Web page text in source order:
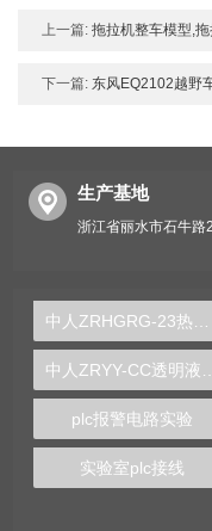
上一篇: 拖拉机整车模型,
下一篇: 东风EQ2102越野
生产基地
浙江省丽水市石牛路
plc报警电路实验
实验室plc接线